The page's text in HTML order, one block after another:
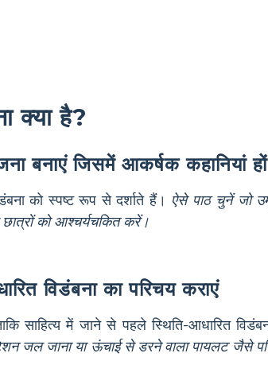
क्या है?
बनाएं जिसमें आकर्षक कहानियां हों
को स्पष्ट रूप से दर्शाते हैं। ऐसे पाठ चुनें जो
को आश्चर्यचकित करें।
विडंबना का परिचय कराएं
साहित्य में जाने से पहले स्थिति-आधारित
जल जाना या ऊंचाई से डरने वाला पायलट जैसे